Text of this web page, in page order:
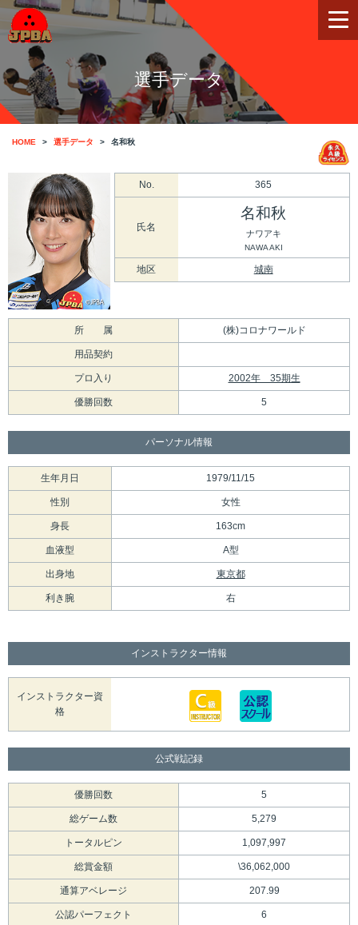
選手データ
HOME 選手データ 名和秋
No. 365
氏名
名和秋
ナワアキ
NAWA AKI
地区 城南
所 属 (株)コロナワールド
用品契約
プロ入り 2002年 35期生
優勝回数 5
パーソナル情報
生年月日 1979/11/15
性別 女性
身長 163cm
血液型 A型
出身地 東京都
利き腕 右
インストラクター情報
インストラクター資
格
公式戦記録
優勝回数 5
総ゲーム数 5,279
トータルピン 1,097,997
総賞金額 \36,062,000
通算アベレージ 207.99
公認パーフェクト 6